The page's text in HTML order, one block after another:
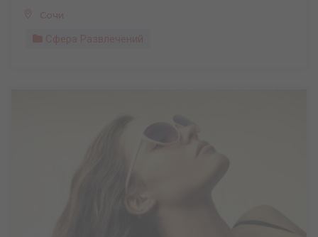
Сочи
Сфера Развлечений